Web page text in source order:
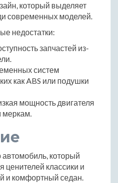
который выделяет
современных моделей.
недостатки:
запчастей из-
систем
как ABS или подушки
мощность двигателя
меркам.
автомобиль, который
ценителей классики и
и комфортный седан.